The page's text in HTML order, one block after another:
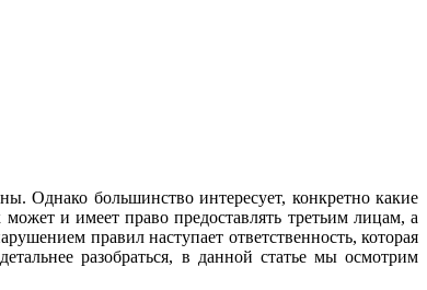
Однако большинство интересует, конкретно какие
и имеет право предоставлять третьим лицам, а
правил наступает ответственность, которая
разобраться, в данной статье мы осмотрим